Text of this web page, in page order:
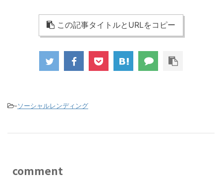
この記事タイトルとURLをコピー
-ソーシャルレンディング
comment